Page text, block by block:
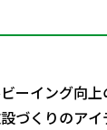
ビーイング向
づくりのアイ